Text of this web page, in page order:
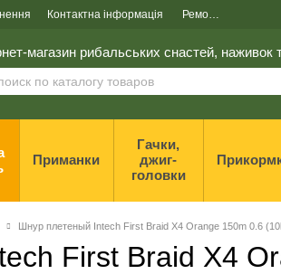
Контактна інформація Ремонт та реставрація спінінгів
магазин рибальських снастей, наживок
Приманки
Гачки,
джиг-
головки
Шнур плетеный Intech First Braid X4 Orange 150m 0.6
First Braid X4